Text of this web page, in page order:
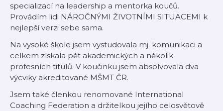
specializací na leadership a mentorka koučů.
Provádím lidi NÁROČNÝMI ŽIVOTNÍMI SITUACEMI k
nejlepší verzi sebe sama.
Na vysoké škole jsem vystudovala mj. komunikaci a
celkem získala pět akademických a několik
profesních titulů. V koučinku jsem absolvovala dva
výcviky akreditované MŠMT ČR.
Jsem také členkou renomované International
Coaching Federation a držitelkou jejího celosvětově